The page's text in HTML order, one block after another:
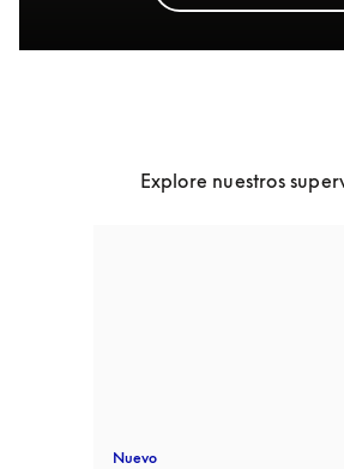
Explore nuestros
Nuevo